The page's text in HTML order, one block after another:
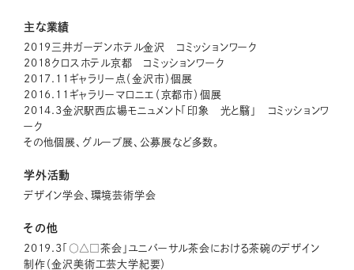
主な業績
2019三井ガーデンホテル金沢 コミッションワーク
​​2018クロスホテル京都 コミッションワーク
​​2017.11ギャラリー点（金沢市）個展
2016.11ギャラリーマロニエ（京都市）個展
​​2014.3金沢駅西広場モニュメント「印象 光と翳」 コミッションワ
ーク
​その他個展、グループ展、公募展など多数。
学外活動
デザイン学会、環境芸術学会
その他
2019.3「○△□茶会」ユニバーサル茶会における茶碗のデザイン
制作（金沢美術工芸大学紀要）